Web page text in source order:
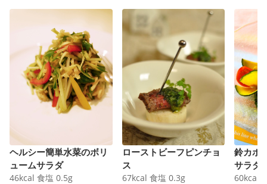
ヘルシー簡単水菜のボリ
ュームサラダ
46kcal 食塩 0.5g
ローストビーフピンチョ
ス
67kcal 食塩 0.3g
鈴カボ
サラダ
60kcal